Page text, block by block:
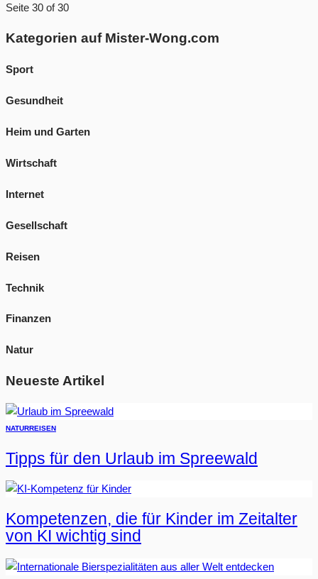
Seite 30 of 30
Kategorien auf Mister-Wong.com
Sport
Gesundheit
Heim und Garten
Wirtschaft
Internet
Gesellschaft
Reisen
Technik
Finanzen
Natur
Neueste Artikel
NATURREISEN
Tipps für den Urlaub im Spreewald
Kompetenzen, die für Kinder im Zeitalter
von KI wichtig sind